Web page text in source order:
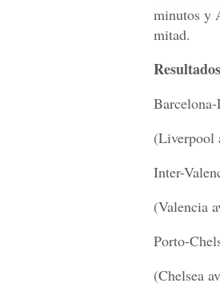
minutos y
mitad.
Resultados
(Liverpool
Inter-
(Valencia
Porto-
(Chelsea